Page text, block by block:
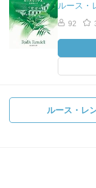
ルース・
92
ルース・レ